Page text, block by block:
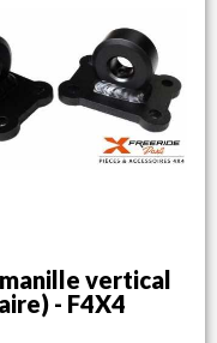
vertical
- F4X4